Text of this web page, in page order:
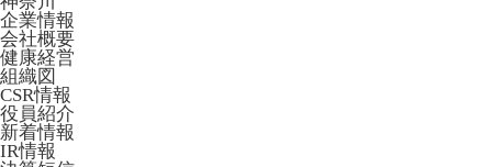
企業情報
会社概要
健康経営
組織図
CSR情報
役員紹介
新着情報
IR情報